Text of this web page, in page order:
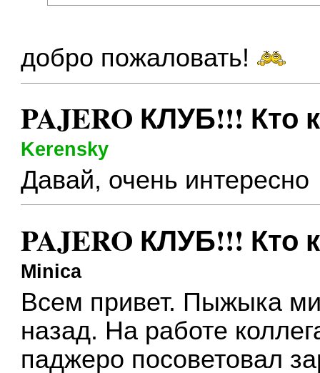
добро пожаловать!
PAJERO КЛУБ!!! Кто
Kerensky
Давай, очень интересно
PAJERO КЛУБ!!! Кто
Minica
Всем привет. Пыжыка
назад. На работе
паджеро посоветовал